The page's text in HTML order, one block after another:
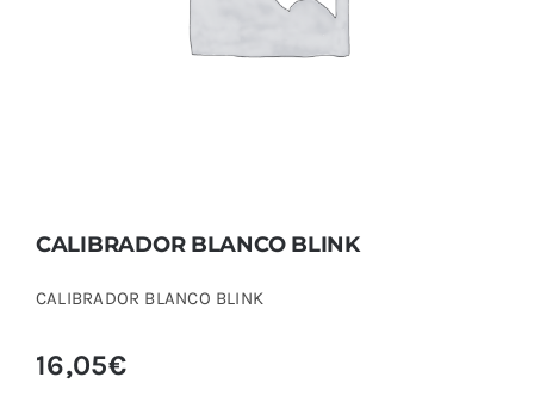
CALIBRADOR BLANCO BLINK
CALIBRADOR BLANCO BLINK
16,05€